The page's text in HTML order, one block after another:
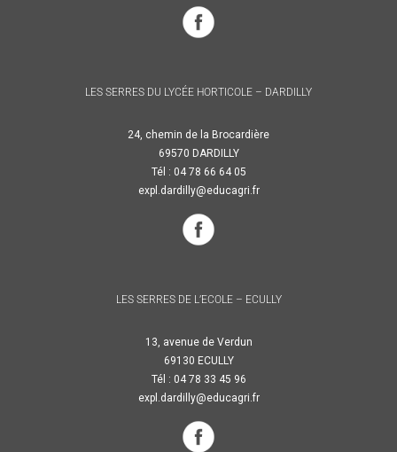
LES SERRES DU LYCÉE HORTICOLE – DARDILLY
24, chemin de la Brocardière
69570 DARDILLY
Tél : 04 78 66 64 05
expl.dardilly@educagri.fr
LES SERRES DE L’ECOLE – ECULLY
13, avenue de Verdun
69130 ECULLY
Tél : 04 78 33 45 96
expl.dardilly@educagri.fr